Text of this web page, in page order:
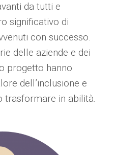
da tutti e
significativo di
con successo.
delle aziende e dei
progetto hanno
dell’inclusione e
trasformare in abilità.